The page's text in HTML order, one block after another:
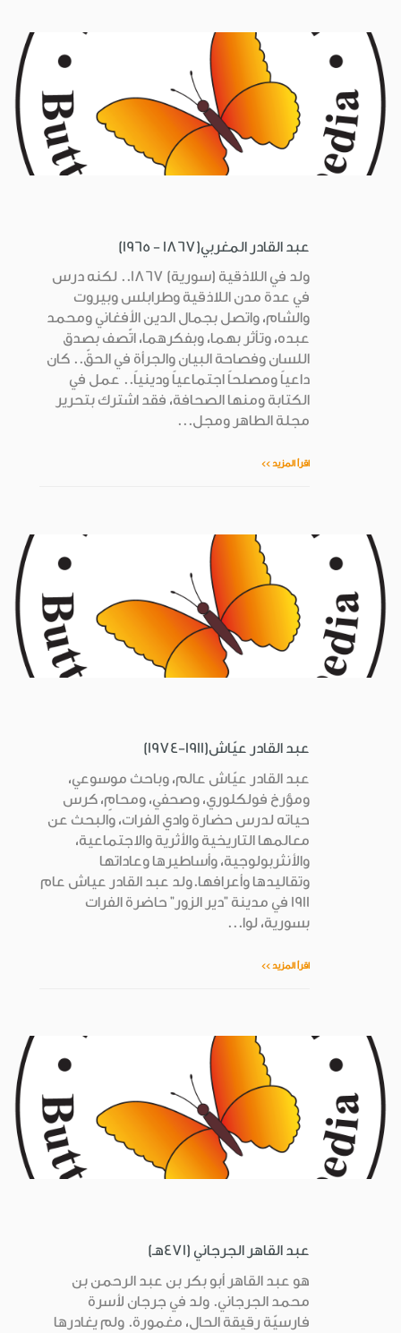
عبد القادر المغربي(1867 - 1965)
ولد في اللاذقية (سورية) 1867.. لكنه درس
في عدة مدن اللاذقية وطرابلس وبيروت
والشام، واتصل بجمال الدين الأفغاني ومحمد
عبده، وتأثر بهما، وبفكرهما، اتّصف بصدق
اللسان وفصاحة البيان والجرأة في الحقّ.. كان
داعياً ومصلحاً اجتماعياً ودينياً.. عمل في
الكتابة ومنها الصحافة، فقد اشترك بتحرير
مجلة الطاهر ومجل...
اقرأ المزيد >>
عبد القادر عيّاش(1911-1974)
عبد القادر عيّاش عالم، وباحث موسوعي،
ومؤرخ فولكلوري، وصحفي، ومحامٍ، كرس
حياته لدرس حضارة وادي الفرات، والبحث عن
معالمها التاريخية والأثرية والاجتماعية،
والأنثربولوجية، وأساطيرها وعاداتها
وتقاليدها وأعرافها.ولد عبد القادر عياش عام
1911 في مدينة "دير الزور" حاضرة الفرات
بسورية، لوا...
اقرأ المزيد >>
عبد القاهر الجرجاني (471هـ)
هو عبد القاهر أبو بكر بن عبد الرحمن بن
محمد الجرجاني. ولد في جرجان لأسرة
فارسيّة رقيقة الحال، مغمورة. ولم يغادرها